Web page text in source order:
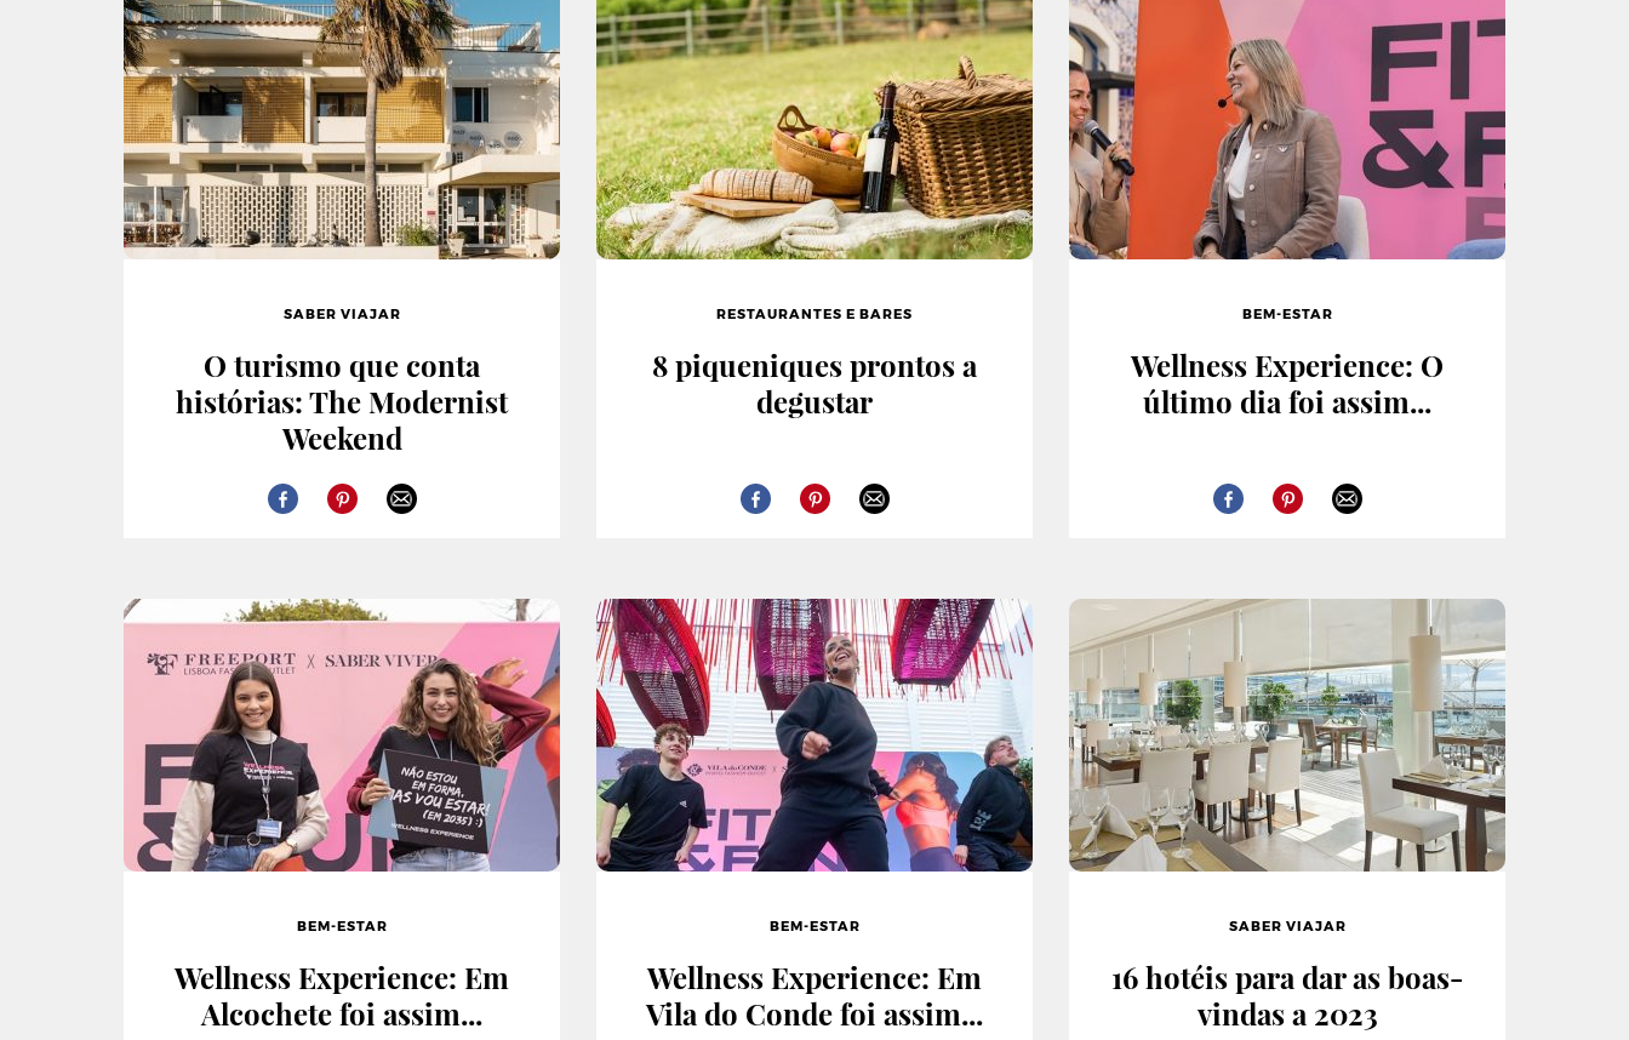
SABER VIAJAR
O turismo que conta
histórias: The Modernist
Weekend
RESTAURANTES E BARES
8 piqueniques prontos a
degustar
BEM-ESTAR
Wellness Experience: O
último dia foi assim...
BEM-ESTAR
Wellness Experience: Em
Alcochete foi assim...
BEM-ESTAR
Wellness Experience: Em
Vila do Conde foi assim...
SABER VIAJAR
16 hotéis para dar as boas-
vindas a 2023